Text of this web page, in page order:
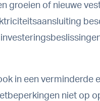
groeien of nieuwe
in een verminderde
niet op